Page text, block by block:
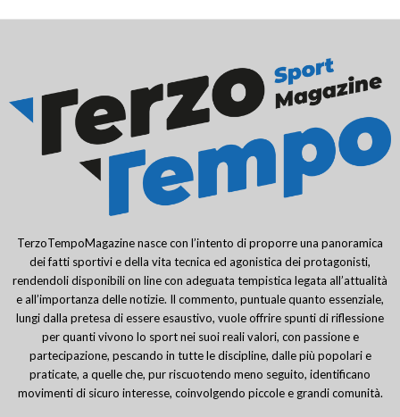
TerzoTempoMagazine nasce con l’intento di proporre una panoramica
dei fatti sportivi e della vita tecnica ed agonistica dei protagonisti,
rendendoli disponibili on line con adeguata tempistica legata all’attualità
e all’importanza delle notizie. Il commento, puntuale quanto essenziale,
lungi dalla pretesa di essere esaustivo, vuole offrire spunti di riflessione
per quanti vivono lo sport nei suoi reali valori, con passione e
partecipazione, pescando in tutte le discipline, dalle più popolari e
praticate, a quelle che, pur riscuotendo meno seguito, identificano
movimenti di sicuro interesse, coinvolgendo piccole e grandi comunità.